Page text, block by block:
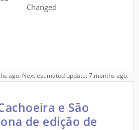
Changed
ago. Next estimated update: 7 months ago.
e São
de edição de